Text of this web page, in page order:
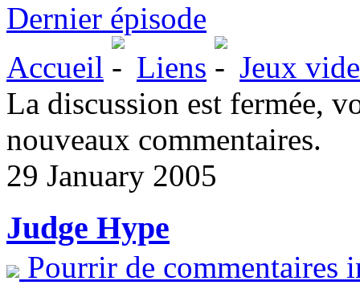
Dernier épisode
Accueil
Liens
Jeux
La discussion est fermée,
nouveaux commentaires.
29 January 2005
Judge Hype
Pourrir de commentaires